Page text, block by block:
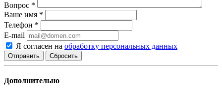
Вопрос *
Ваше имя *
Телефон *
E-mail
Я согласен на обработку персональных данных
Сбросить
Дополнительно